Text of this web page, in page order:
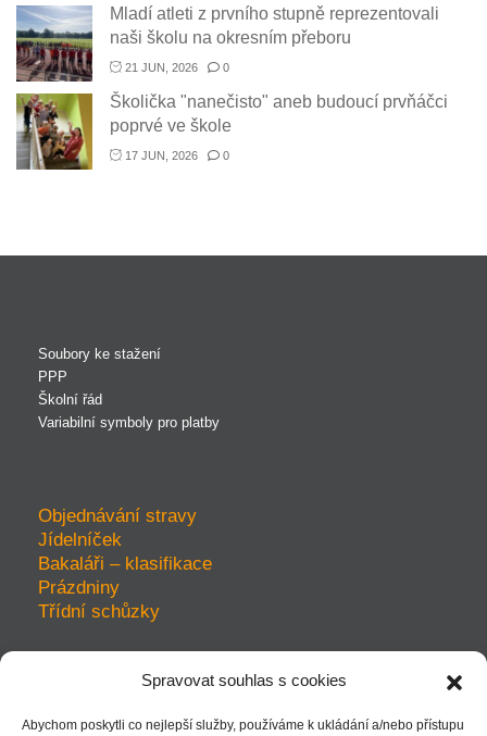
Spravovat souhlas s cookies
Abychom poskytli co nejlepší služby, používáme k ukládání a/nebo přístupu
Mladí atleti z prvního stupně reprezentovali
naši školu na okresním přeboru
21 JUN, 2026 0
Školička "nanečisto" aneb budoucí prvňáčci
poprvé ve škole
17 JUN, 2026 0
Soubory ke stažení
PPP
Školní řád
Variabilní symboly pro platby
Objednávání stravy
Jídelníček
Bakaláři – klasifikace
Prázdniny
Třídní schůzky
ochrana soukromí